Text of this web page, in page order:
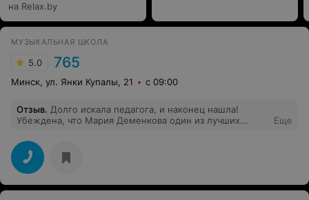
на Relax.by
МУЗЫКАЛЬНАЯ ШКОЛА
5.0 765
Минск, ул. Янки Купалы, 21 с 09:00
Отзыв. Долго искала педагога, и наконец нашла!
Убеждена, что Мария Деменкова один из лучших
вокала и занятие проходит в очень приятной
атмосфере. Учитываются все мои пожелания и очень
здорово, что есть возможность выступлений на
концертах.
Еще